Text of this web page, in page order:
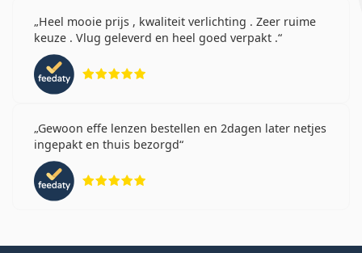
Heel mooie prijs , kwaliteit verlichting . Zeer ruime
keuze . Vlug geleverd en heel goed verpakt .
Gewoon effe lenzen bestellen en 2dagen later netjes
ingepakt en thuis bezorgd